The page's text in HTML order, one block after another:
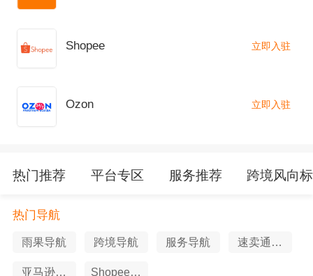
Shopee 立即入驻
Ozon 立即入驻
热门推荐 平台专区 服务推荐 跨境风向标
热门导航
雨果导航 跨境导航 服务导航
速卖通导
亚马逊导 Shopee导